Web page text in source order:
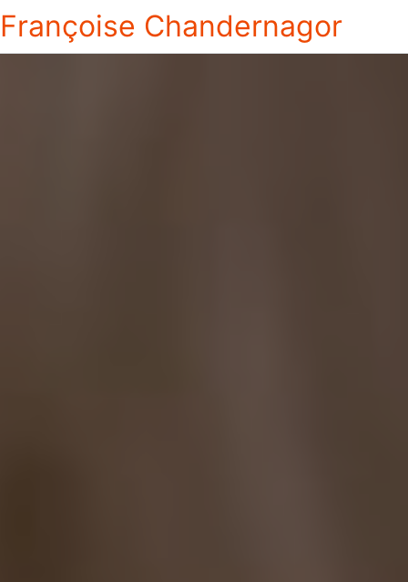
Françoise Chandernagor